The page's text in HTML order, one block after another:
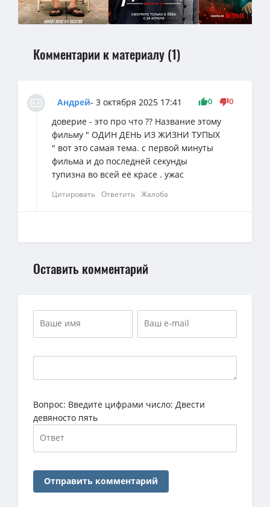
Комментарии к материалу (1)
Андрей- 3 октября 2025 17:41 0 0
доверие - это про что ?? Название этому
фильму " ОДИН ДЕНЬ ИЗ ЖИЗНИ ТУПЫХ
" вот это самая тема. с первой минуты
фильма и до последней секунды
тупизна во всей её красе . ужас
Цитировать Ответить Жалоба
Оставить комментарий
Вопрос: Введите цифрами число: Двести
девяносто пять
Отправить комментарий